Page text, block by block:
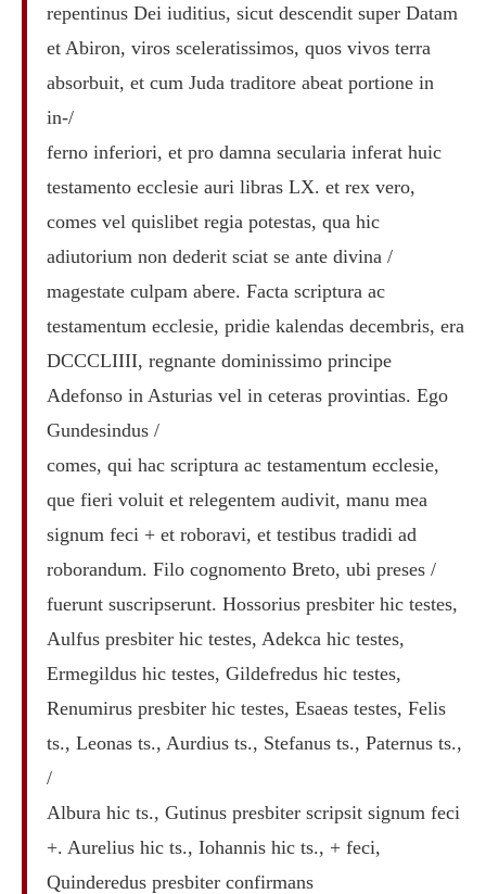
repentinus Dei iuditius, sicut descendit super Datam
et Abiron, viros sceleratissimos, quos vivos terra
absorbuit, et cum Juda traditore abeat portione in
in-/
ferno inferiori, et pro damna secularia inferat huic
testamento ecclesie auri libras LX. et rex vero,
comes vel quislibet regia potestas, qua hic
adiutorium non dederit sciat se ante divina /
magestate culpam abere. Facta scriptura ac
testamentum ecclesie, pridie kalendas decembris, era
DCCCLIIII, regnante dominissimo principe
Adefonso in Asturias vel in ceteras provintias. Ego
Gundesindus /
comes, qui hac scriptura ac testamentum ecclesie,
que fieri voluit et relegentem audivit, manu mea
signum feci + et roboravi, et testibus tradidi ad
roborandum. Filo cognomento Breto, ubi preses /
fuerunt suscripserunt. Hossorius presbiter hic testes,
Aulfus presbiter hic testes, Adekca hic testes,
Ermegildus hic testes, Gildefredus hic testes,
Renumirus presbiter hic testes, Esaeas testes, Felis
ts., Leonas ts., Aurdius ts., Stefanus ts., Paternus ts.,
/
Albura hic ts., Gutinus presbiter scripsit signum feci
+. Aurelius hic ts., Iohannis hic ts., + feci,
Quinderedus presbiter confirmans